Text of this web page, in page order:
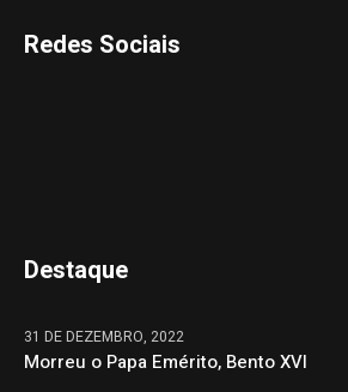
Redes Sociais
Destaque
31 DE DEZEMBRO, 2022
Morreu o Papa Emérito, Bento XVI